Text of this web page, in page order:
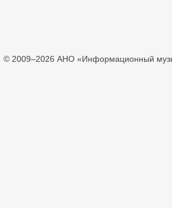
© 2009–2026 АНО «Информационный